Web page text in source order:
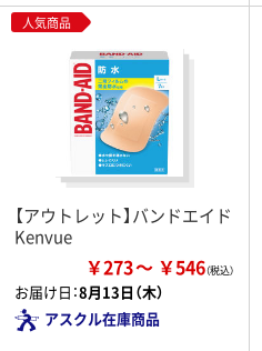
人気商品
【アウトレット】バンドエイド
Kenvue
￥273 ￥546
お届け日：8月13日（木）
アスクル在庫商品